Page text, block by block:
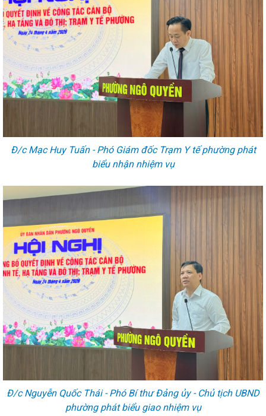
Đ/c Mạc Huy Tuấn - Phó Giám đốc Trạm Y tế phường phát
biểu nhận nhiệm vụ
Đ/c Nguyễn Quốc Thái - Phó Bí thư Đảng ủy - Chủ tịch UBND
phường phát biểu giao nhiệm vụ